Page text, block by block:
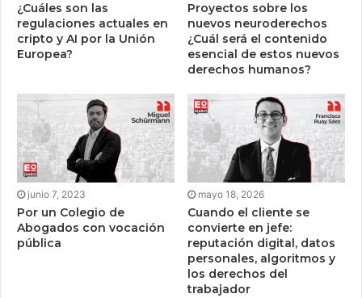
¿Cuáles son las
regulaciones actuales en
cripto y AI por la Unión
Europea?
Proyectos sobre los
nuevos neuroderechos
¿Cuál será el contenido
esencial de estos nuevos
derechos humanos?
junio 7, 2023
Por un Colegio de
Abogados con vocación
pública
mayo 18, 2026
Cuando el cliente se
convierte en jefe:
reputación digital, datos
personales, algoritmos y
los derechos del
trabajador